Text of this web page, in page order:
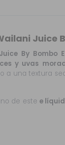
Juice
By Bombo
y uvas
a una textura
de este e